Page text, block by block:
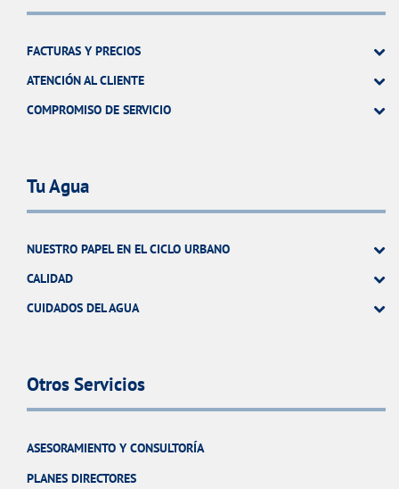
FACTURAS Y PRECIOS
ATENCIÓN AL CLIENTE
COMPROMISO DE SERVICIO
Tu Agua
NUESTRO PAPEL EN EL CICLO URBANO
CALIDAD
CUIDADOS DEL AGUA
Otros Servicios
ASESORAMIENTO Y CONSULTORÍA
PLANES DIRECTORES